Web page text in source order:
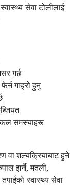
सेवा टोलीलाई
गर्छ
गाह्रो हुनु
समस्याहरू
वा शल्यक्रियाबाट हुने
झर्ने, मतली,
स्वास्थ्य सेवा